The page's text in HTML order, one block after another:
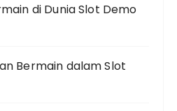
di Dunia Slot Demo
Bermain dalam Slot